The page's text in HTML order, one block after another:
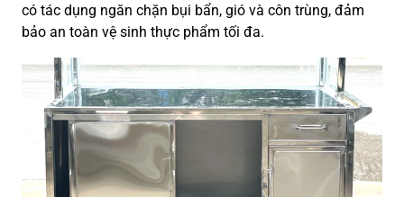
có tác dụng ngăn chặn bụi bẩn, gió và côn trùng, đảm
bảo an toàn vệ sinh thực phẩm tối đa.